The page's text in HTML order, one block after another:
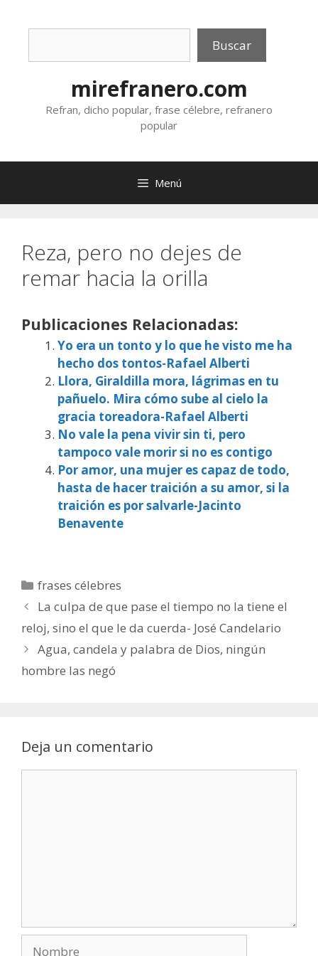
Buscar
mirefranero.com
Refran, dicho popular, frase célebre, refranero
popular
Menú
Reza, pero no dejes de
remar hacia la orilla
Publicaciones Relacionadas:
Yo era un tonto y lo que he visto me ha
hecho dos tontos-Rafael Alberti
Llora, Giraldilla mora, lágrimas en tu
pañuelo. Mira cómo sube al cielo la
gracia toreadora-Rafael Alberti
No vale la pena vivir sin ti, pero
tampoco vale morir si no es contigo
Por amor, una mujer es capaz de todo,
hasta de hacer traición a su amor, si la
traición es por salvarle-Jacinto
Benavente
Categorías
frases célebres
La culpa de que pase el tiempo no la tiene el
reloj, sino el que le da cuerda- José Candelario
Agua, candela y palabra de Dios, ningún
hombre las negó
Deja un comentario